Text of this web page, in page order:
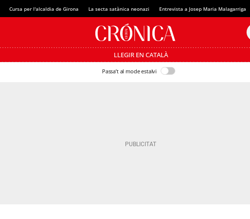
Cursa per l'alcaldia de Girona La secta satànica neonazi Entrevista a Josep Maria Malagarriga
LLEGIR EN CATALÀ
Passa’t al mode estalvi